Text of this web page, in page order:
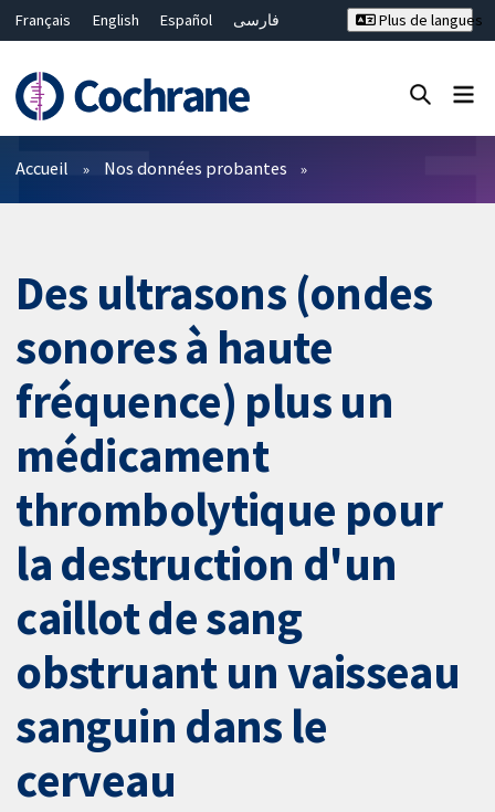
Français English Español
فارسی
Bahasa Malaysia
ไทย
繁體中文
简体中文
Plus de langues
Filtres
Accueil Nos données probantes
Des ultrasons (ondes
sonores à haute
fréquence) plus un
médicament
thrombolytique pour
la destruction d'un
caillot de sang
obstruant un vaisseau
sanguin dans le
cerveau